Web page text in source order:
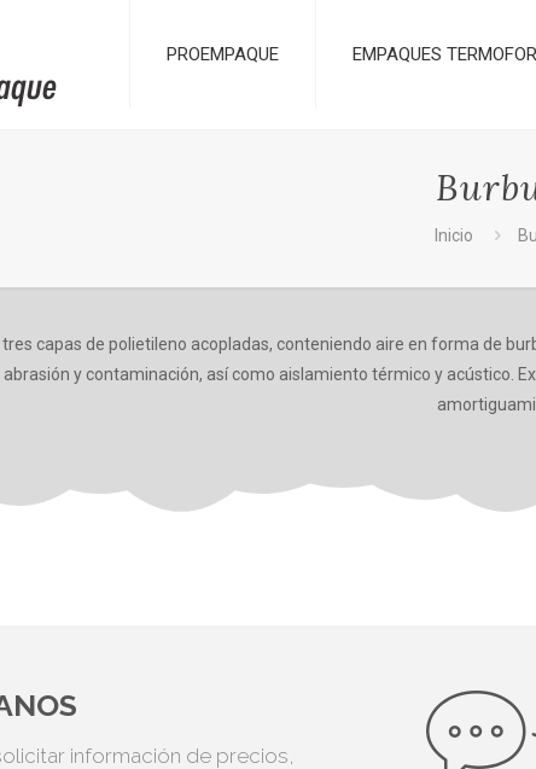
PROEMPAQUE EMPAQUES
Inicio
tres capas de polietileno acopladas, conteniendo aire en forma de
y contaminación, así como aislamiento térmico y acústico.
información de precios,